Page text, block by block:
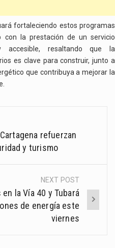
fortaleciendo estos programas
la prestación de un servicio
accesible, resaltando que la
es clave para construir, junto a
que contribuya a mejorar la
refuerzan
y turismo
NEXT POST
la Vía 40 y Tubará
de energía este
viernes